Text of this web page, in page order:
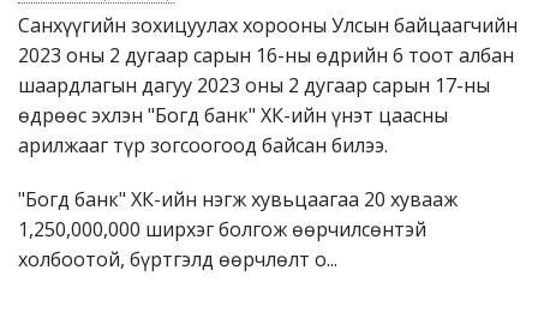
Зөвлөгөө
Данстай эсэхээ шалгах
Бидэнтэй холбогдох
Монгол
Санхүүгийн зохицуулах хорооны Улсын байцаагчийн
2023 оны 2 дугаар сарын 16-ны өдрийн 6 тоот албан
шаардлагын дагуу 2023 оны 2 дугаар сарын 17-ны
өдрөөс эхлэн "Богд банк" ХК-ийн үнэт цаасны
арилжааг түр зогсоогоод байсан билээ.
"Богд банк" ХК-ийн нэгж хувьцаагаа 20 хувааж
1,250,000,000 ширхэг болгож өөрчилсөнтэй
холбоотой, бүртгэлд өөрчлөлт о...